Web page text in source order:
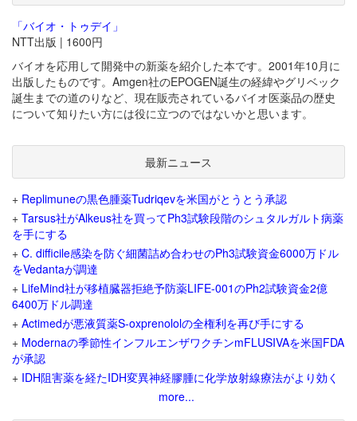
「バイオ・トゥデイ」
NTT出版 | 1600円
バイオを応用して開発中の新薬を紹介した本です。2001年10月に
出版したものです。Amgen社のEPOGEN誕生の経緯やグリベック
誕生までの道のりなど、現在販売されているバイオ医薬品の歴史
について知りたい方には役に立つのではないかと思います。
最新ニュース
+ Replimuneの黒色腫薬Tudriqevを米国がとうとう承認
+ Tarsus社がAlkeus社を買ってPh3試験段階のシュタルガルト病薬
を手にする
+ C. difficile感染を防ぐ細菌詰め合わせのPh3試験資金6000万ドル
をVedantaが調達
+ LifeMind社が移植臓器拒絶予防薬LIFE-001のPh2試験資金2億
6400万ドル調達
+ Actimedが悪液質薬S-oxprenololの全権利を再び手にする
+ Modernaの季節性インフルエンザワクチンmFLUSIVAを米国FDA
が承認
+ IDH阻害薬を経たIDH変異神経膠腫に化学放射線療法がより効く
more...